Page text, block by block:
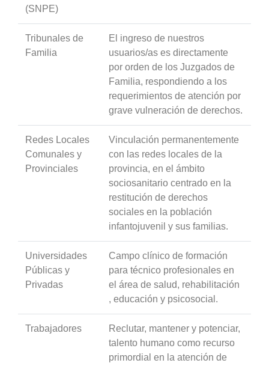
(SNPE)
Tribunales de
Familia
El ingreso de nuestros
usuarios/as es directamente
por orden de los Juzgados de
Familia, respondiendo a los
requerimientos de atención por
grave vulneración de derechos.
Redes Locales
Comunales y
Provinciales
Vinculación permanentemente
con las redes locales de la
provincia, en el ámbito
sociosanitario centrado en la
restitución de derechos
sociales en la población
infantojuvenil y sus familias.
Universidades
Públicas y
Privadas
Campo clínico de formación
para técnico profesionales en
el área de salud, rehabilitación
, educación y psicosocial.
Trabajadores
Reclutar, mantener y potenciar,
talento humano como recurso
primordial en la atención de